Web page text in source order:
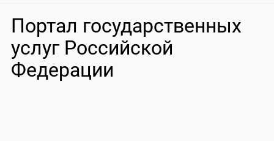
Портал государственных
услуг Российской
Федерации